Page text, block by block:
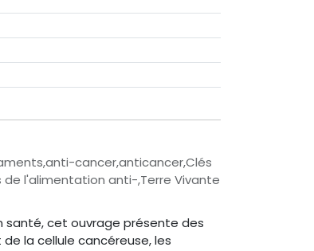
cancer,anticancer,Clés
l'alimentation anti-,Terre Vivante
santé, cet ouvrage présente des
la cellule cancéreuse, les